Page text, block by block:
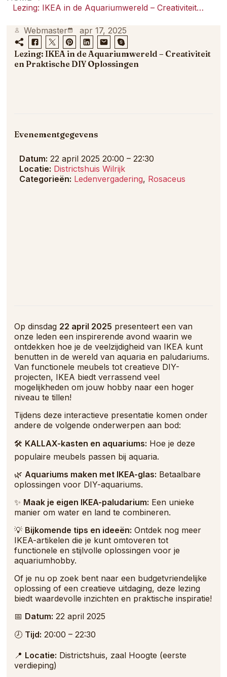
samenkomt.
Lezing: IKEA in de Aquariumwereld – Creativiteit en Praktische DIY Oplossingen
Webmaster apr 17, 2025
Lezing: IKEA in de Aquariumwereld – Creativiteit
en Praktische DIY Oplossingen
Evenementgegevens
Datum: 22 april 2025 20:00 –22:30
Locatie: Districtshuis Wilrijk
Categorieën: Ledenvergadering, Rosaceus
Op dinsdag 22 april 2025 presenteert een van
onze leden een inspirerende avond waarin we
ontdekken hoe je de veelzijdigheid van IKEA kunt
benutten in de wereld van aquaria en paludariums.
Van functionele meubels tot creatieve DIY-
projecten, IKEA biedt verrassend veel
mogelijkheden om jouw hobby naar een hoger
niveau te tillen!
Tijdens deze interactieve presentatie komen onder
andere de volgende onderwerpen aan bod:
🛠️ KALLAX-kasten en aquariums: Hoe je deze
populaire meubels passen bij aquaria.
🌿 Aquariums maken met IKEA-glas: Betaalbare
oplossingen voor DIY-aquariums.
✨ Maak je eigen IKEA-paludarium: Een unieke
manier om water en land te combineren.
💡 Bijkomende tips en ideeën: Ontdek nog meer
IKEA-artikelen die je kunt omtoveren tot
functionele en stijlvolle oplossingen voor je
aquariumhobby.
Of je nu op zoek bent naar een budgetvriendelijke
oplossing of een creatieve uitdaging, deze lezing
biedt waardevolle inzichten en praktische inspiratie!
📅 Datum: 22 april 2025
🕗 Tijd: 20:00 – 22:30
📍 Locatie: Districtshuis, zaal Hoogte (eerste
verdieping)